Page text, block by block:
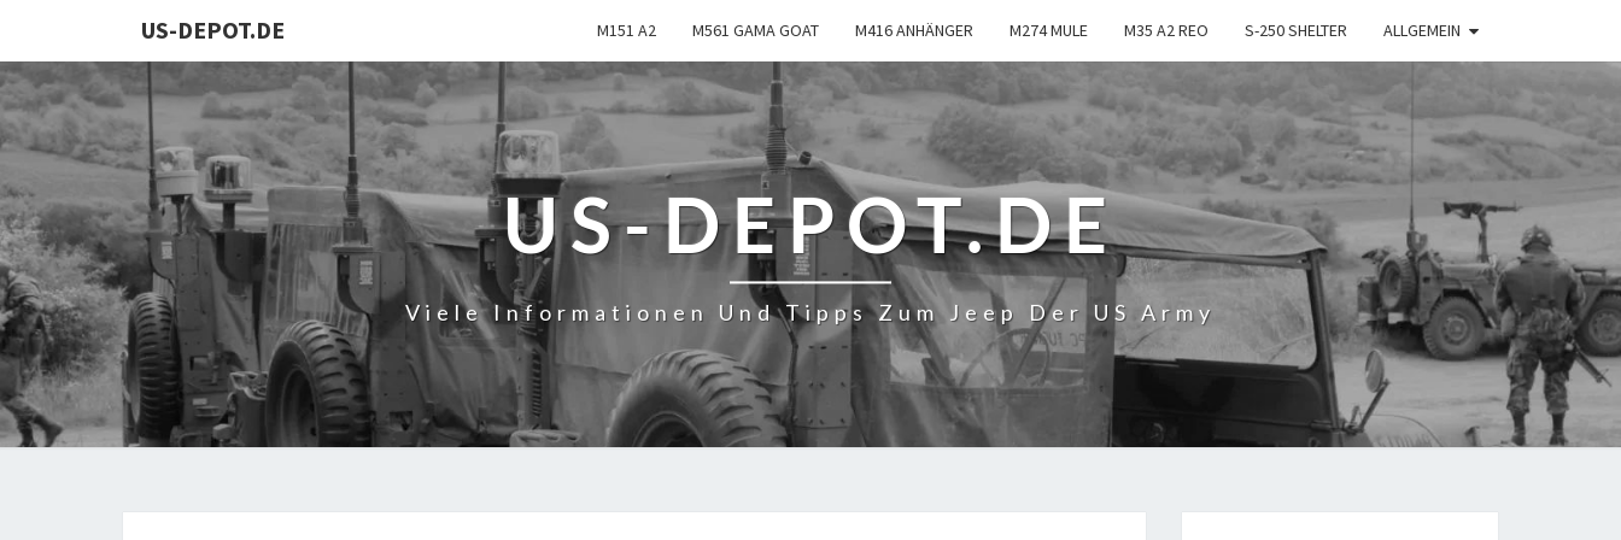
US-DEPOT.DE M151 A2 M561 GAMA GOAT M416 ANHÄNGER M274 MULE M35 A2 REO S-250 SHELTER ALLGEMEIN
US-DEPOT.DE
Viele Informationen Und Tipps Zum Jeep Der US Army